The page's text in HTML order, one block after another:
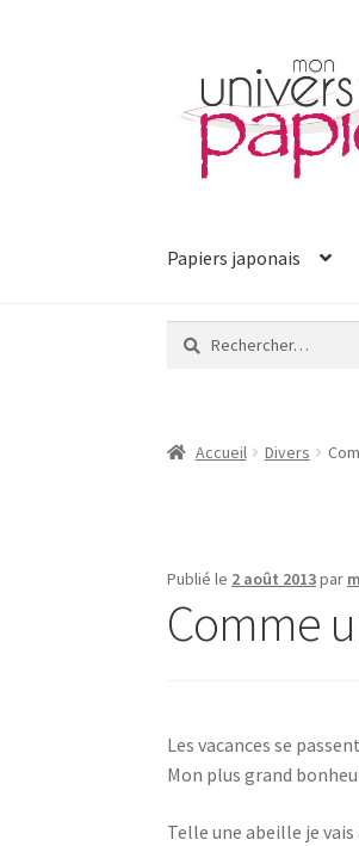
la
navigation
contenu
Papiers japonais
Rechercher :
Accueil Divers
Publié le 2 août 2013par
Comme
Les vacances se
Mon plus grand
Telle une abeille je